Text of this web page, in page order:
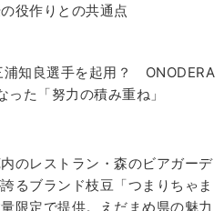
役作りとの共通点
浦知良選手を起用？ ONODERA
った「努力の積み重ね」
のレストラン・森のビアガーデ
るブランド枝豆「つまりちゃま
限定で提供。えだまめ県の魅力